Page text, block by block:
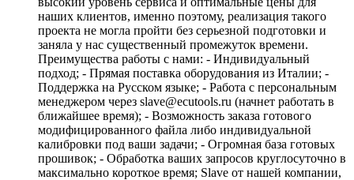
наших клиентов, именно поэтому, реализация такого
проекта не могла пройти без серьезной подготовки и
заняла у нас существенный промежуток времени.
Преимущества работы с нами: - Индивидуальный
подход; - Прямая поставка оборудования из Италии; -
Поддержка на Русском языке; - Работа с персональным
менеджером через slave@ecutools.ru (начнет работать в
ближайшее время); - Возможность заказа готового
модифицированного файла либо индивидуальной
калибровки под ваши задачи; - Огромная база готовых
прошивок; - Обработка ваших запросов круглосуточно в
максимально короткое время; Slave от нашей компании,